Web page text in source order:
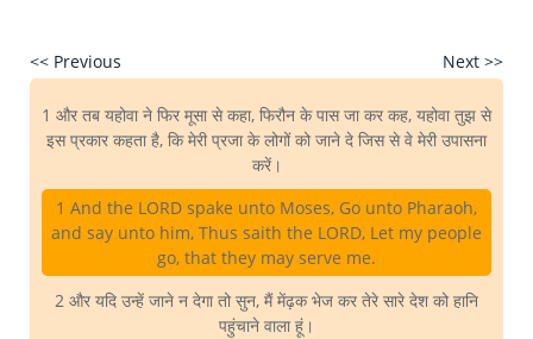
<< Previous Next >>
1 और तब यहोवा ने फिर मूसा से कहा, फिरौन के पास जा कर कह, यहोवा तुझ से
इस प्रकार कहता है, कि मेरी प्रजा के लोगों को जाने दे जिस से वे मेरी उपासना
करें।
1 And the LORD spake unto Moses, Go unto Pharaoh,
and say unto him, Thus saith the LORD, Let my people
go, that they may serve me.
2 और यदि उन्हें जाने न देगा तो सुन, मैं मेंढ़क भेज कर तेरे सारे देश को हानि
पहुंचाने वाला हूं।